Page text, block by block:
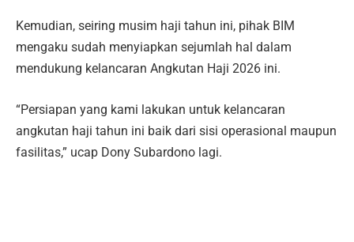
Kemudian, seiring musim haji tahun ini, pihak BIM
mengaku sudah menyiapkan sejumlah hal dalam
mendukung kelancaran Angkutan Haji 2026 ini.
“Persiapan yang kami lakukan untuk kelancaran
angkutan haji tahun ini baik dari sisi operasional maupun
fasilitas,” ucap Dony Subardono lagi.